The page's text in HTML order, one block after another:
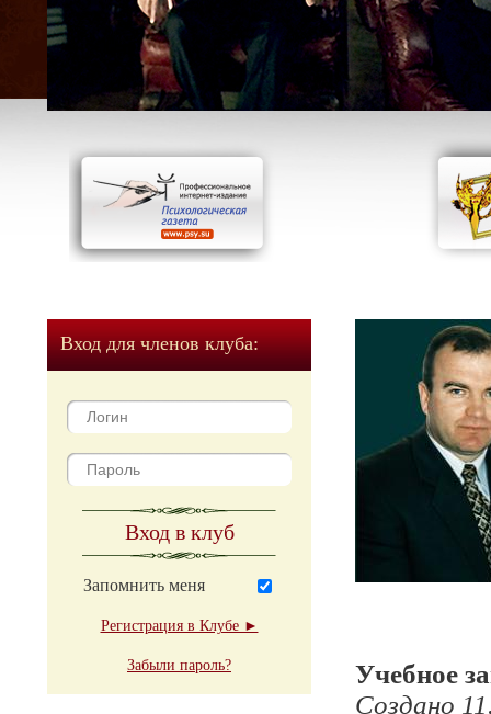
Вход для членов клуба:
Вход в клуб
Запомнить меня
Регистрация в Клубе ►
Забыли пароль?
Учебное
Создано